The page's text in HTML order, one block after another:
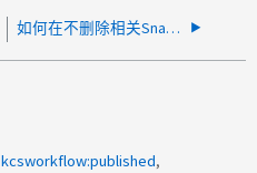
如何在不删除相关Snapshot或资源组的情况下将LUN移动到新主机
kcsworkflow:published